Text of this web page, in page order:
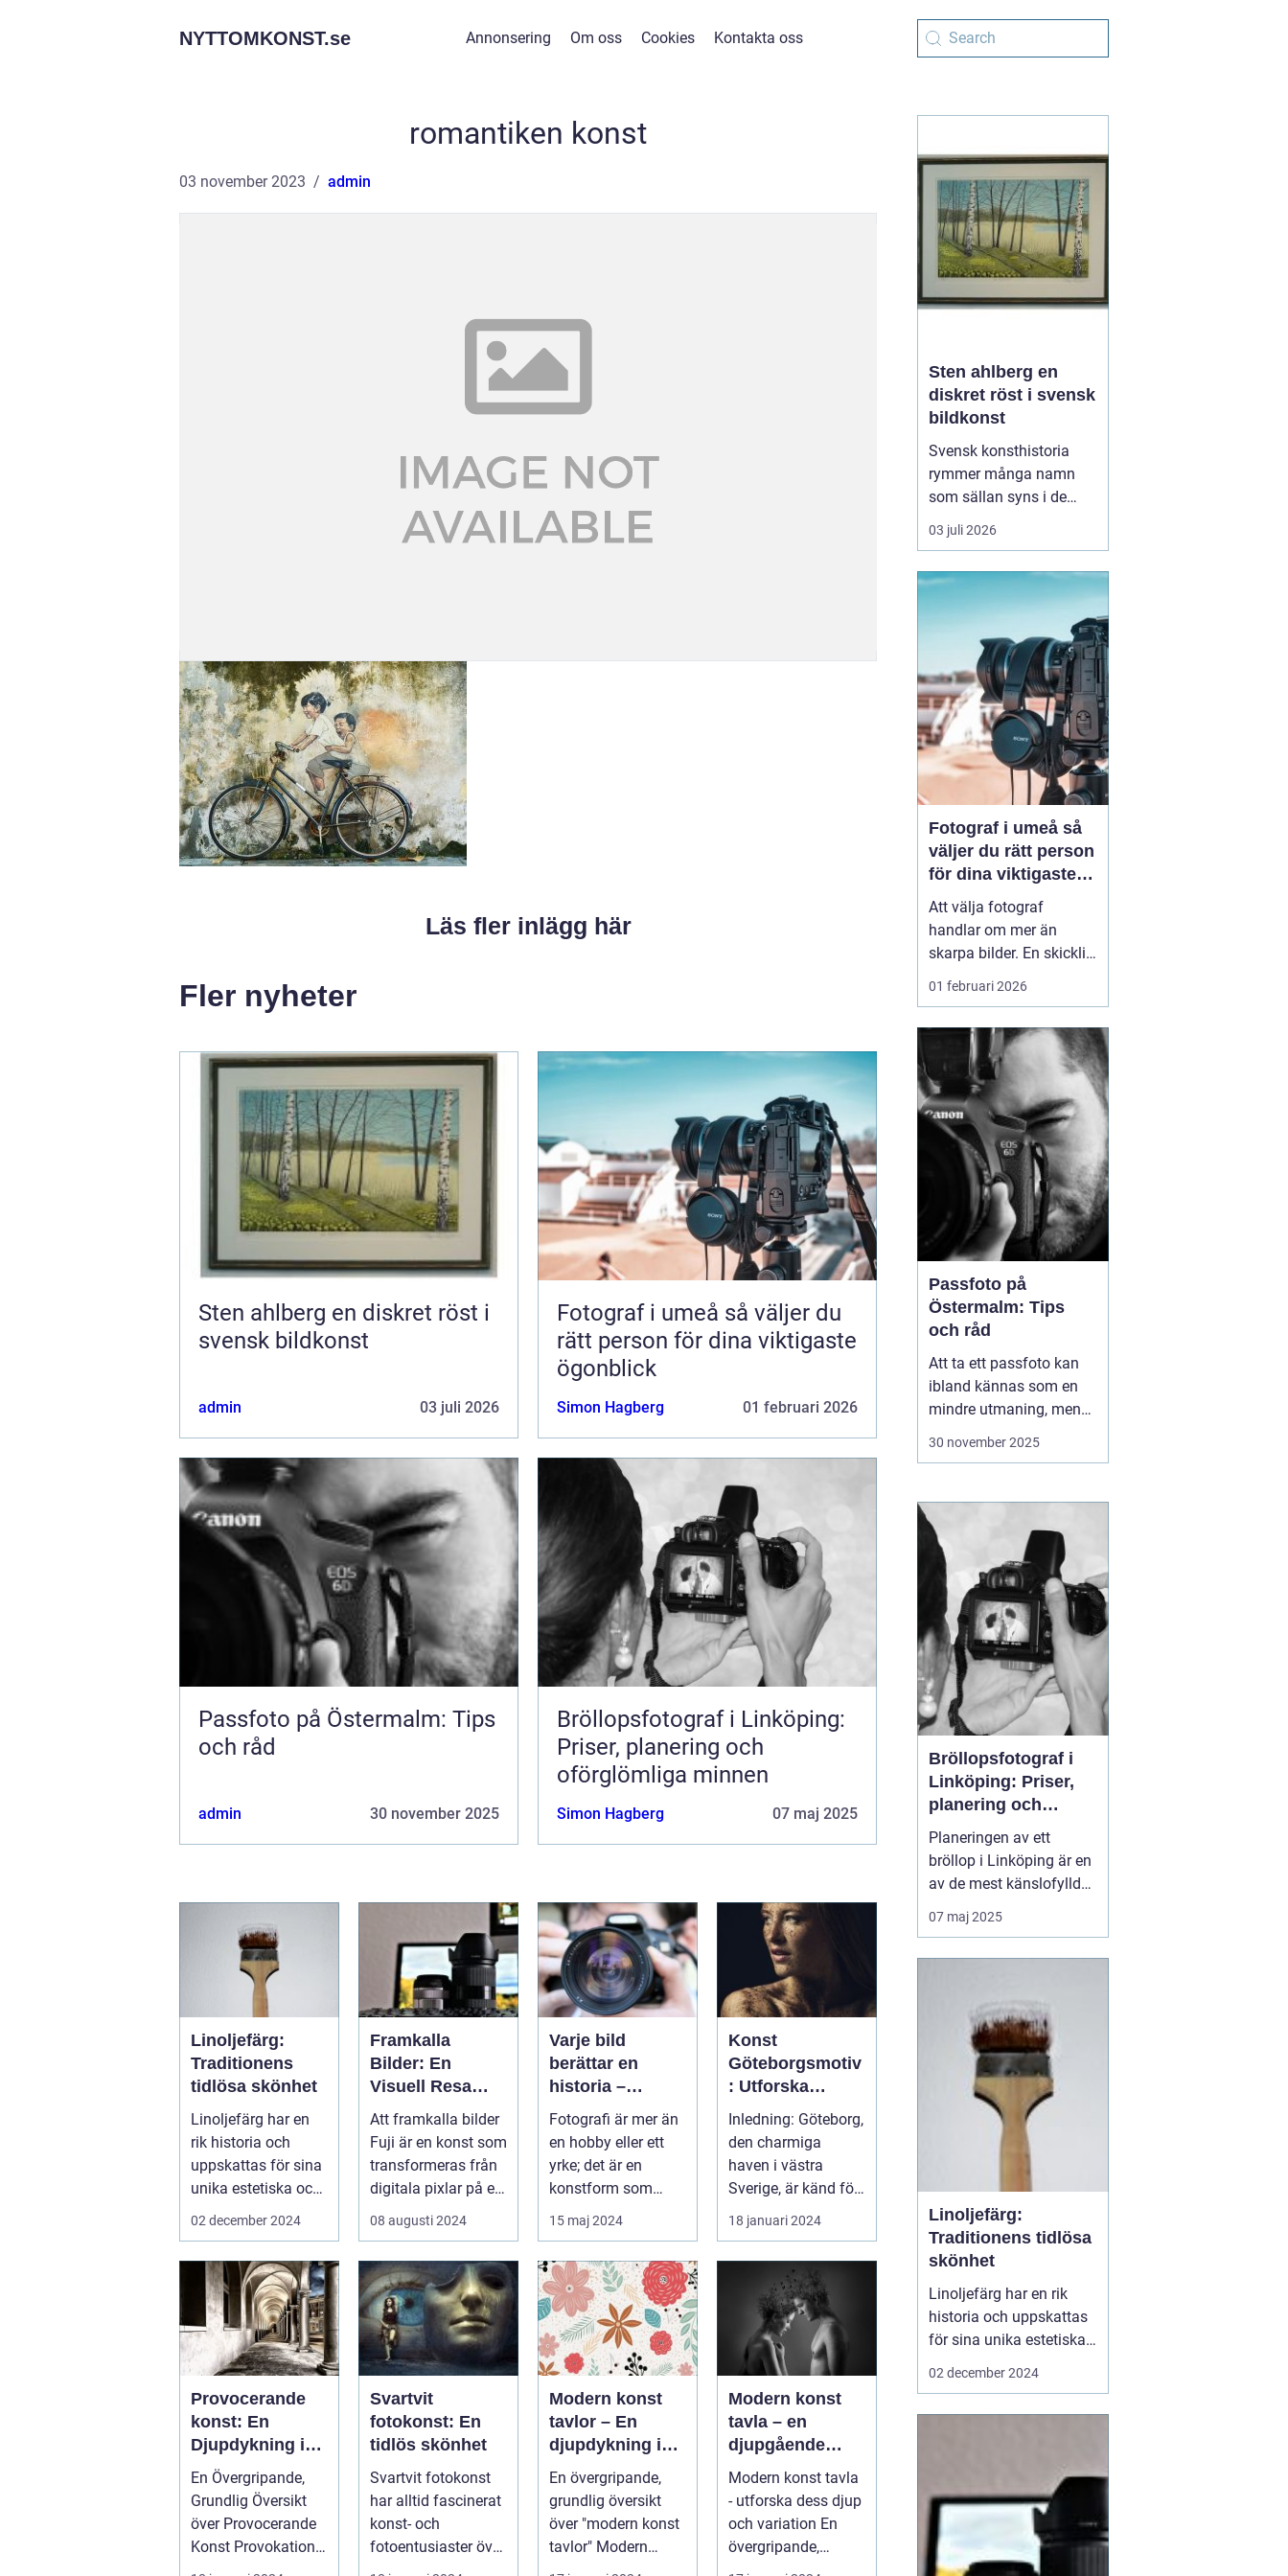
NYTTOMKONST.se Annonsering Om oss Cookies Kontakta oss
romantiken konst
03 november 2023 admin
Läs fler inlägg här
Fler nyheter
Sten ahlberg en diskret röst i
svensk bildkonst
admin 03 juli 2026
Fotograf i umeå så väljer du
rätt person för dina viktigaste
ögonblick
Simon Hagberg 01 februari 2026
Passfoto på Östermalm: Tips
och råd
admin 30 november 2025
Bröllopsfotograf i Linköping:
Priser, planering och
oförglömliga minnen
Simon Hagberg 07 maj 2025
Linoljefärg:
Traditionens
tidlösa skönhet
Linoljefärg har en
rik historia och
uppskattas för sina
unika estetiska och
funktionella e...
02 december 2024
Framkalla
Bilder: En
Visuell Resa
Genom Minnen
Att framkalla bilder
Fuji är en konst som
transformeras från
digitala pixlar på en
08 augusti 2024
Varje bild
berättar en
historia –
konsten att vara
fotograf
Fotografi är mer än
en hobby eller ett
yrke; det är en
konstform som
möjliggör för oss att
frysa ögo...
15 maj 2024
Konst
Göteborgsmotiv
: Utforska
Göteborgs
konstscen
genom motiv
och målningar
Inledning: Göteborg,
den charmiga
haven i västra
Sverige, är känd för
sin rika konstscen
och inspire...
18 januari 2024
Provocerande
konst: En
Djupdykning i
Kontrovers och
Skapande
En Övergripande,
Grundlig Översikt
över Provocerande
Konst Provokation
är en central del av
Svartvit
fotokonst: En
tidlös skönhet
Svartvit fotokonst
har alltid fascinerat
konst- och
fotoentusiaster över
hela världen. Denna
Modern konst
tavlor – En
djupdykning i
konstvärlden
En övergripande,
grundlig översikt
över "modern konst
tavlor" Modern
konst har alltid varit
Modern konst
tavla – en
djupgående
analys av denna
konstform
Modern konst tavla
- utforska dess djup
och variation En
övergripande,
grundlig översikt
Sten ahlberg en
diskret röst i svensk
bildkonst
Svensk konsthistoria
rymmer många namn
som sällan syns i de
stora rubrikerna, men
som ändå har en
samlarnas och
galleristernas värld.
hör till den
kretsen. Han är en av de
konstnä...
03 juli 2026
Fotograf i umeå så
väljer du rätt person
för dina viktigaste
ögonblick
Att välja fotograf
handlar om mer än
skarpa bilder. En skicklig
fotograf fångar
alla de små detaljerna
som annars lätt
försvinner. För många i
och runt Umeå har
fotografering blivit ett
sätt att både beva...
01 februari 2026
Passfoto på
Östermalm: Tips
och råd
Att ta ett passfoto kan
ibland kännas som en
mindre utmaning, men
med rätt vägledning kan
Östermalm finns det
flera ställen där man kan
fixa passfoto. Denna
arti...
30 november 2025
Bröllopsfotograf i
Linköping: Priser,
planering och
oförglömliga
minnen
Planeringen av ett
bröllop i Linköping är en
av de mest känslofyllda
och detaljerade
perioderna i livet. Från
säkerställa att gäster...
07 maj 2025
Linoljefärg:
Traditionens tidlösa
skönhet
Linoljefärg har en rik
historia och uppskattas
för sina unika estetiska
och funktionella
hållbart och miljövänligt
alternativ till...
02 december 2024